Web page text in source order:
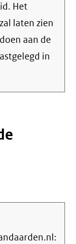
Het
laten zien
aan de
in